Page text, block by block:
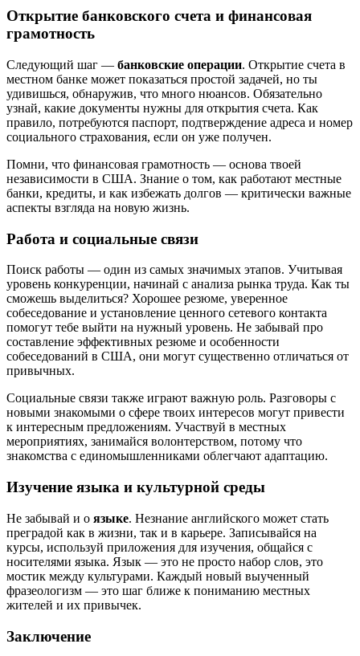
Открытие банковского счета и финансовая
грамотность
Следующий шаг — банковские операции. Открытие счета в
местном банке может показаться простой задачей, но ты
удивишься, обнаружив, что много нюансов. Обязательно
узнай, какие документы нужны для открытия счета. Как
правило, потребуются паспорт, подтверждение адреса и номер
социального страхования, если он уже получен.
Помни, что финансовая грамотность — основа твоей
независимости в США. Знание о том, как работают местные
банки, кредиты, и как избежать долгов — критически важные
аспекты взгляда на новую жизнь.
Работа и социальные связи
Поиск работы — один из самых значимых этапов. Учитывая
уровень конкуренции, начинай с анализа рынка труда. Как ты
сможешь выделиться? Хорошее резюме, уверенное
собеседование и установление ценного сетевого контакта
помогут тебе выйти на нужный уровень. Не забывай про
составление эффективных резюме и особенности
собеседований в США, они могут существенно отличаться от
привычных.
Социальные связи также играют важную роль. Разговоры с
новыми знакомыми о сфере твоих интересов могут привести
к интересным предложениям. Участвуй в местных
мероприятиях, занимайся волонтерством, потому что
знакомства с единомышленниками облегчают адаптацию.
Изучение языка и культурной среды
Не забывай и о языке. Незнание английского может стать
преградой как в жизни, так и в карьере. Записывайся на
курсы, используй приложения для изучения, общайся с
носителями языка. Язык — это не просто набор слов, это
мостик между культурами. Каждый новый выученный
фразеологизм — это шаг ближе к пониманию местных
жителей и их привычек.
Заключение